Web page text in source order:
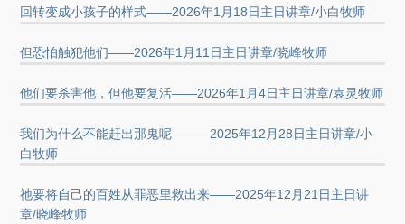
回转变成小孩子的样式——2026年1月18日主日讲章/小白牧师
但恐怕触犯他们——2026年1月11日主日讲章/晓峰牧师
他们要杀害他，但他要复活——2026年1月4日主日讲章/袁灵牧师
我们为什么不能赶出那鬼呢———2025年12月28日主日讲章/小
白牧师
祂要将自己的百姓从罪恶里救出来——2025年12月21日主日讲
章/晓峰牧师